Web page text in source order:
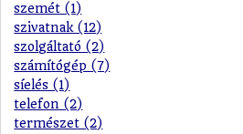
szemét (1)
szivatnak (12)
szolgáltató (2)
számítógép (7)
síelés (1)
telefon (2)
természet (2)